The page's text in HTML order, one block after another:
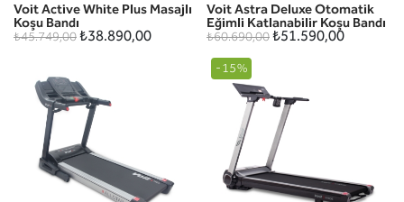
Voit Active White Plus Masajlı
Koşu Bandı
₺45.749,00₺38.890,00
Voit Astra Deluxe Otomatik
Eğimli Katlanabilir Koşu Bandı
₺60.690,00₺51.590,00
-15%